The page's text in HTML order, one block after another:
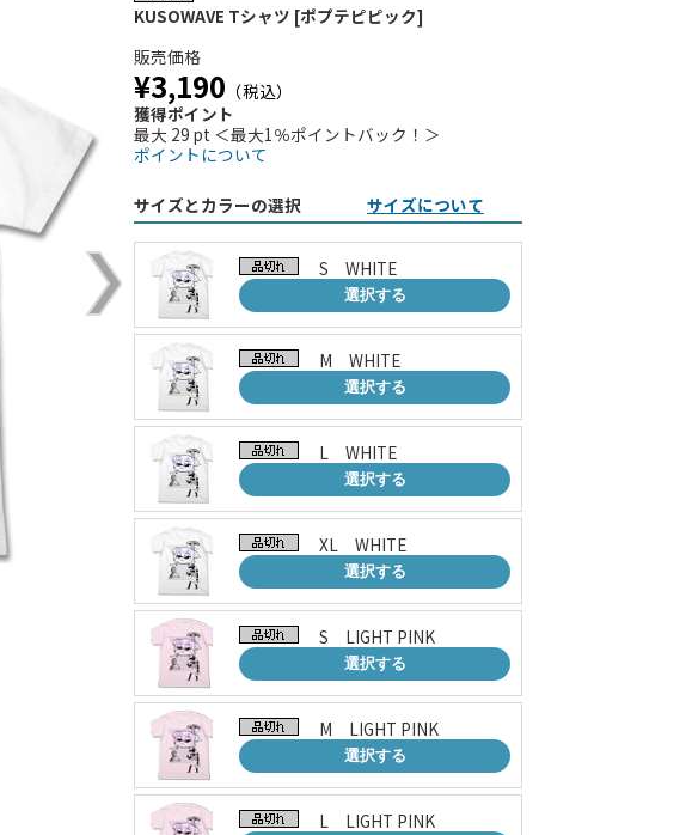
KUSOWAVE Tシャツ [ポプテピピック]
販売価格
¥3,190 （税込）
獲得ポイント
最大 29 pt ＜最大1％ポイントバック！＞
ポイントについて
サイズとカラーの選択 サイズについて
S WHITE
選択する
M WHITE
選択する
L WHITE
選択する
XL WHITE
選択する
S LIGHT PINK
選択する
M LIGHT PINK
選択する
L LIGHT PINK